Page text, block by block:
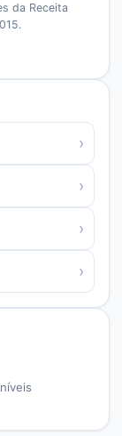
da Receita
›
›
›
›